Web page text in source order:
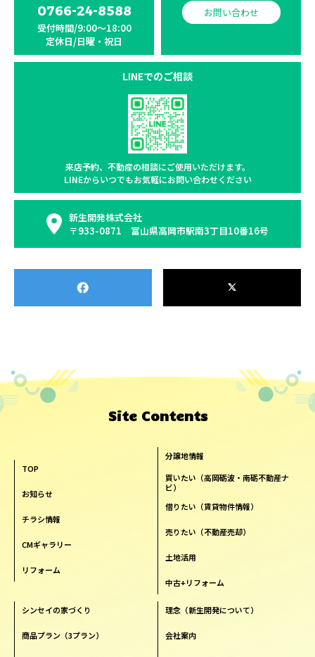
0766-24-8588
受付時間/9:00〜18:00
定休日/日曜・祝日
お問い合わせ
LINEでのご相談
来店予約、不動産の相談にご使用いただけます。
LINEからいつでもお気軽にお問い合わせください
新生開発株式会社
〒933-0871 富山県高岡市駅南3丁目10番16号
Site Contents
TOP
お知らせ
チラシ情報
CMギャラリー
リフォーム
分譲地情報
買いたい（高岡砺波・南砺不動産ナ
ビ）
借りたい（賃貸物件情報）
売りたい（不動産売却）
土地活用
中古+リフォーム
シンセイの家づくり
商品プラン（3プラン）
理念（新生開発について）
会社案内